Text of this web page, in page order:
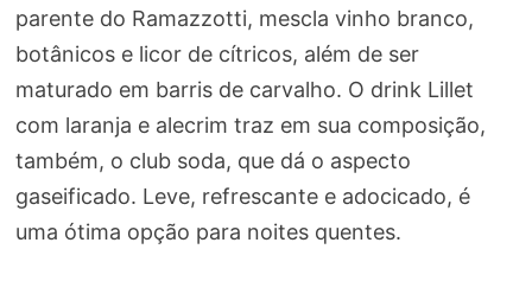
parente do Ramazzotti, mescla vinho branco,
botânicos e licor de cítricos, além de ser
maturado em barris de carvalho. O drink Lillet
com laranja e alecrim traz em sua composição,
também, o club soda, que dá o aspecto
gaseificado. Leve, refrescante e adocicado, é
uma ótima opção para noites quentes.